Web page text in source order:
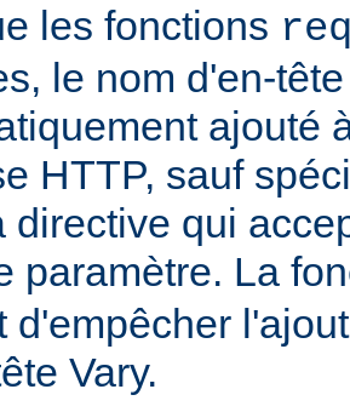
les fonctions
le nom d'en-
ajouté
HTTP, sauf
directive qui
paramètre. La
d'empêcher
Vary.